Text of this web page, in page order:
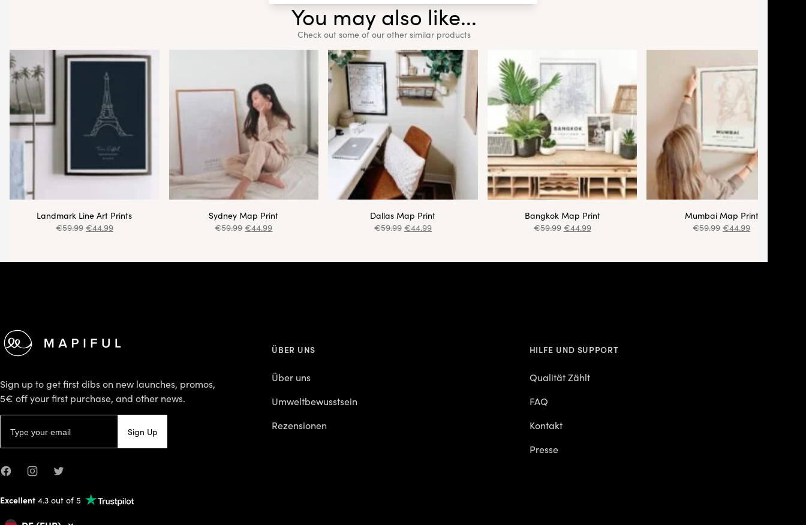
You may also like...
Check out some of our other similar products
Landmark Line Art Prints
€59.99 €44.99
Sydney Map Print
€59.99 €44.99
Dallas Map Print
€59.99 €44.99
Bangkok Map Print
€59.99 €44.99
Mumbai Map Print
€59.99 €44.99
Sign up to get first dibs on new launches, promos,
5€ off your first purchase, and other news.
Sign Up
FacebookInstagramTwitter
Excellent 4.3 out of 5
ÜBER UNS
Über uns
Umweltbewusstsein
Rezensionen
HILFE UND SUPPORT
Qualität Zählt
FAQ
Kontakt
Presse